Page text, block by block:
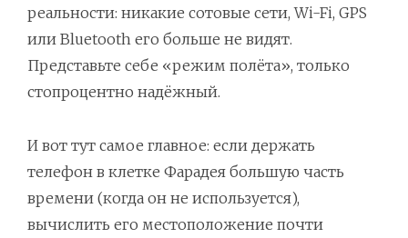
реальности: никакие сотовые сети, Wi-Fi, GPS
или Bluetooth его больше не видят.
Представьте себе «режим полёта», только
стопроцентно надёжный.
И вот тут самое главное: если держать
телефон в клетке Фарадея большую часть
времени (когда он не используется),
вычислить его местоположение почти